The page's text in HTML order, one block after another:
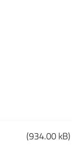
(934.00 kB)